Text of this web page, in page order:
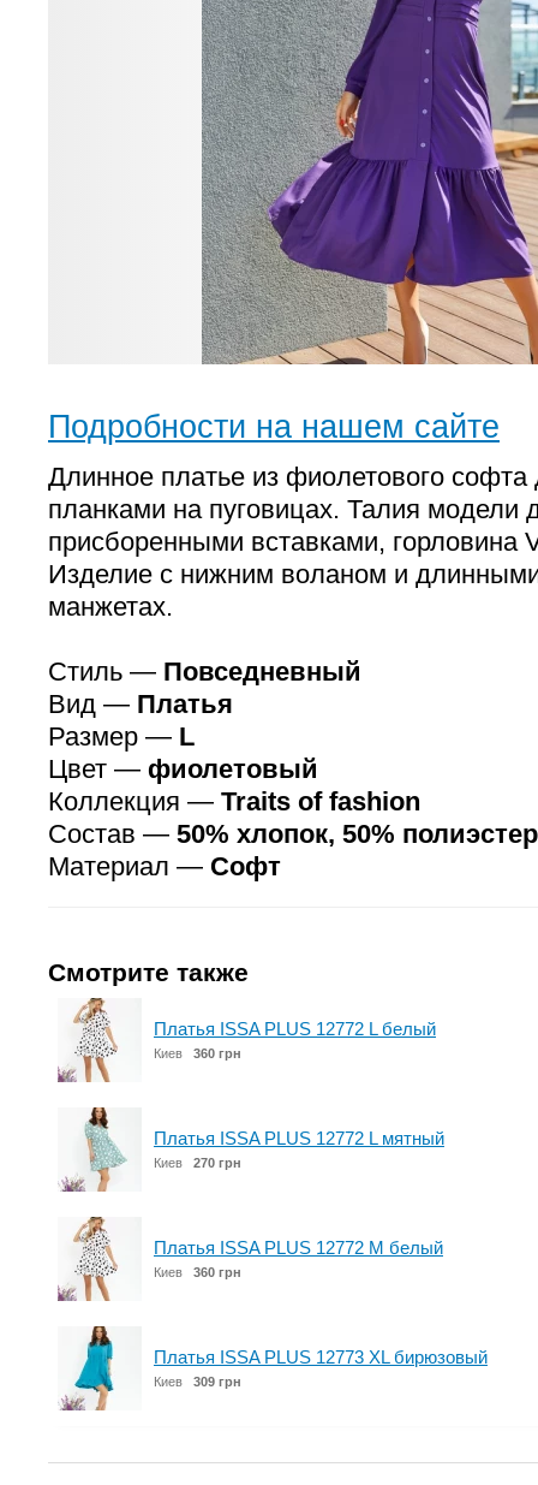
Подробности на нашем сайте
Длинное платье из фиолетового софта
планками на пуговицах. Талия модели
присборенными вставками, горловина
Изделие с нижним воланом и
манжетах.
Стиль — Повседневный
Вид — Платья
Размер — L
Цвет — фиолетовый
Коллекция — Traits of fashion
Состав — 50% хлопок, 50% полиэстер
Материал — Софт
Смотрите также
Платья ISSA PLUS 12772 L белый
Киев 360 грн
Платья ISSA PLUS 12772 L мятный
Киев 270 грн
Платья ISSA PLUS 12772 M белый
Киев 360 грн
Платья ISSA PLUS 12773 XL бирюзовый
Киев 309 грн